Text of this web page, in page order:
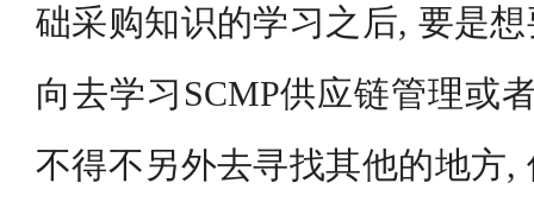
础采购知识的学习之后, 要是
向去学习SCMP供应链管理或
不得不另外去寻找其他的地方,